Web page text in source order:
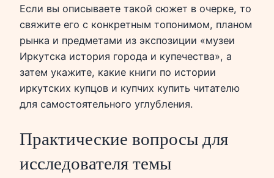
Если вы описываете такой сюжет в очерке, то
свяжите его с конкретным топонимом, планом
рынка и предметами из экспозиции «музеи
Иркутска история города и купечества», а
затем укажите, какие книги по истории
иркутских купцов и купчих купить читателю
для самостоятельного углубления.
Практические вопросы для
исследователя темы